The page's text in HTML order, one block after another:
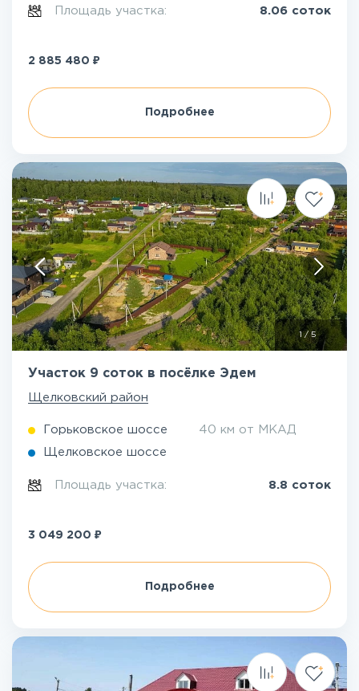
Площадь участка: 8.06 соток
2 885 480 ₽
Подробнее
1 / 5
Участок 9 соток в посёлке Эдем
Щелковский район
Горьковское шоссе 40 км от МКАД
Щелковское шоссе
Площадь участка: 8.8 соток
3 049 200 ₽
Подробнее